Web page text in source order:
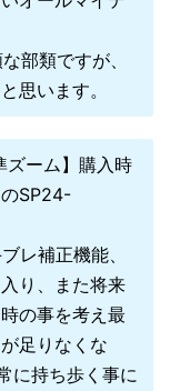
部類ですが、
思います。
ズーム】購入時
SP24-
レ補正機能、
り、また将来
の事を考え最
足りなくな
に持ち歩く事に